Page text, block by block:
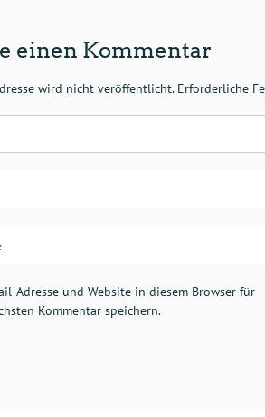
einen Kommentar
wird nicht veröffentlicht. Erforderliche
Adresse und Website in diesem Browser für
Kommentar speichern.